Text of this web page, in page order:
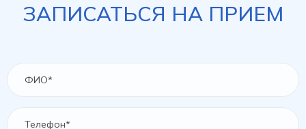
ЗАПИСАТЬСЯ НА ПРИЕМ